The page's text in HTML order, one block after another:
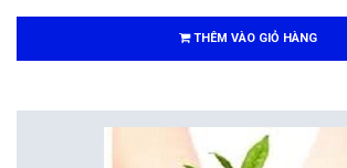
THÊM VÀO GIỎ HÀNG